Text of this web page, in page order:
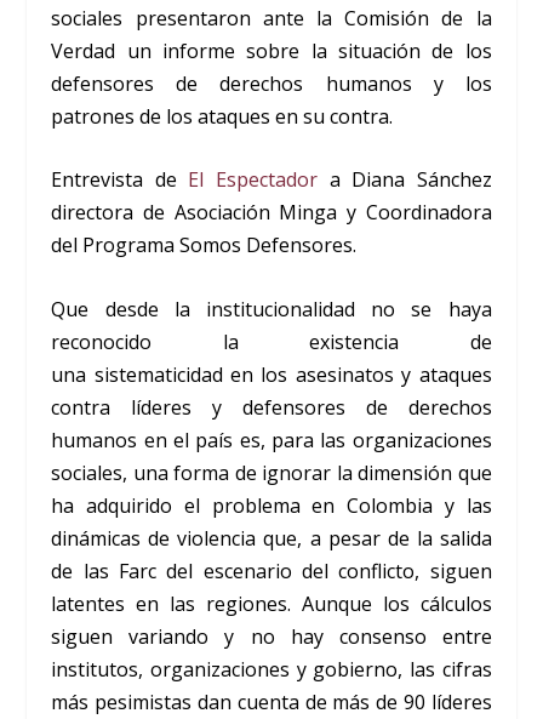
sociales presentaron ante la Comisión de la
Verdad un informe sobre la situación de los
defensores de derechos humanos y los
patrones de los ataques en su contra.
Entrevista de El Espectador a Diana Sánchez
directora de Asociación Minga y Coordinadora
del Programa Somos Defensores.
Que desde la institucionalidad no se haya
reconocido la existencia de
una sistematicidad en los asesinatos y ataques
contra líderes y defensores de derechos
humanos en el país es, para las organizaciones
sociales, una forma de ignorar la dimensión que
ha adquirido el problema en Colombia y las
dinámicas de violencia que, a pesar de la salida
de las Farc del escenario del conflicto, siguen
latentes en las regiones. Aunque los cálculos
siguen variando y no hay consenso entre
institutos, organizaciones y gobierno, las cifras
más pesimistas dan cuenta de más de 90 líderes